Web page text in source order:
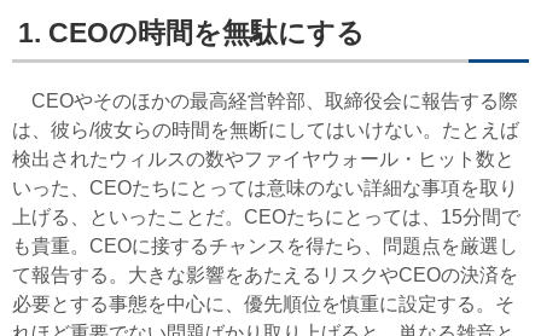
1. CEOの時間を無駄にする
CEOやそのほかの最高経営幹部、取締役会に報告する際
は、彼ら/彼女らの時間を無断にしてはいけない。たとえば
検出されたウィルスの数やファイヤウォール・ヒット数と
いった、CEOたちにとっては意味のない詳細な事項を取り
上げる、といったことだ。CEOたちにとっては、15分間で
も貴重。CEOに接するチャンスを得たら、問題点を厳選し
て報告する。大きな影響をあたえるリスクやCEOの決済を
必要とする事態を中心に、優先順位を慎重に設定する。そ